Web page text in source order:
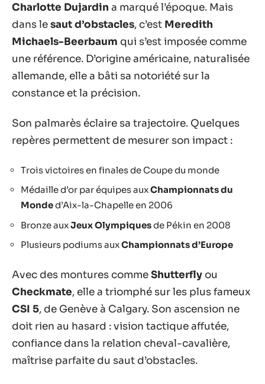
Charlotte Dujardin a marqué l’époque. Mais
dans lesaut d’obstacles, c’est Meredith
Michaels-Beerbaum qui s’est imposée comme
une référence. D’origine américaine, naturalisée
allemande, elle a bâti sa notoriété sur la
constance et la précision.
Son palmarès éclaire sa trajectoire. Quelques
repères permettent de mesurer son impact :
Trois victoires en finales de Coupe du monde
Médaille d’or par équipes auxChampionnats du
Monded’Aix-la-Chapelle en 2006
Bronze auxJeux Olympiquesde Pékin en 2008
Plusieurs podiums auxChampionnats d’Europe
Avec des montures commeShutterfly ou
Checkmate, elle a triomphé sur les plus fameux
CSI 5, de Genève à Calgary. Son ascension ne
doit rien au hasard : vision tactique affutée,
confiance dans la relation cheval-cavalière,
maîtrise parfaite du saut d’obstacles.